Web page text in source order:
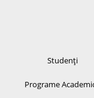
Studenți
Programe